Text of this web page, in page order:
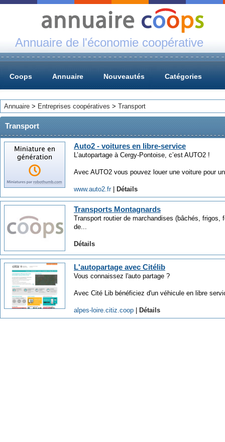
Annuaire de l'économie coopérative
Coops Annuaire Nouveautés Catégories
Annuaire > Entreprises coopératives > Transport
Transport
Auto2 - voitures en libre-service
L’autopartage à Cergy-Pontoise, c’est AUTO2 !
Avec AUTO2 vous pouvez louer une voiture pour
www.auto2.fr Détails
Transports Montagnards
Transport routier de marchandises (bâchés,
de...
Détails
L'autopartage avec Citélib
Vous connaissez l'auto partage ?
Avec Cité Lib bénéficiez d'un véhicule en libre
alpes-loire.citiz.coop Détails